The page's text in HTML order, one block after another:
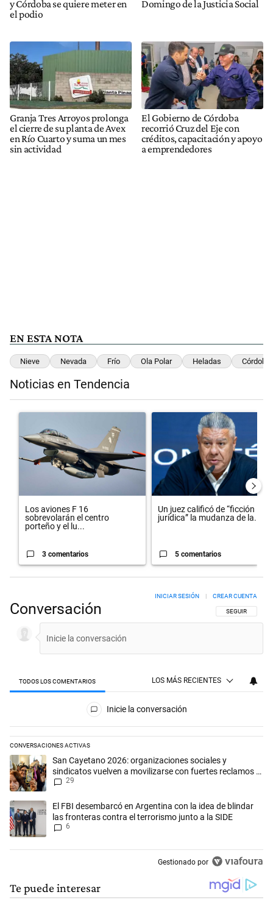
y Córdoba se quiere meter en
el podio
Domingo de la Justicia Social
Granja Tres Arroyos prolonga
el cierre de su planta de Avex
en Río Cuarto y suma un mes
sin actividad
El Gobierno de Córdoba
recorrió Cruz del Eje con
créditos, capacitación y apoyo
a emprendedores
EN ESTA NOTA
Nieve Nevada Frío Ola Polar Heladas Córdoba
Noticias en Tendencia
Un artículo de tendencia con el título "Los aviones F 16
Los aviones F 16
sobrevolarán el centro
porteño y el lu...
3 comentarios
Un artículo de tendencia con el
Un juez calificó de “ficción
jurídica” la mudanza de la...
5 comentarios
Conversación SIGA ESTA
SEGUIR
INICIAR SESIÓN CREAR CUENTA
TODOS LOS COMENTARIOS LOS MÁS RECIENTES
Todos los comentarios
Inicie la conversación
CONVERSACIONES ACTIVAS
Este listado muestra los artículos con más comentarios en los
Un artículo de tendencia con el título "San Cayetano 2026:
San Cayetano 2026: organizaciones sociales y
sindicatos vuelven a movilizarse con fuertes reclamos al
Gobierno
29
Un artículo de tendencia con el título "El FBI desembarcó en
El FBI desembarcó en Argentina con la idea de blindar
las fronteras contra el terrorismo junto a la SIDE
6
Gestionado por